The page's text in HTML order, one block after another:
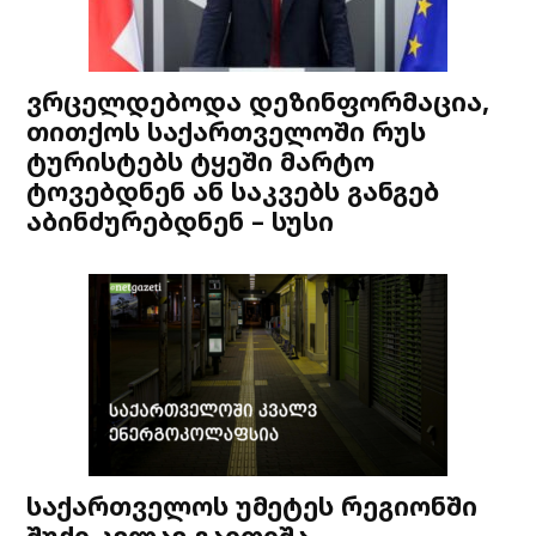
ვრცელდებოდა დეზინფორმაცია,
თითქოს საქართველოში რუს
ტურისტებს ტყეში მარტო
ტოვებდნენ ან საკვებს განგებ
აბინძურებდნენ – სუსი
საქართველოს უმეტეს რეგიონში